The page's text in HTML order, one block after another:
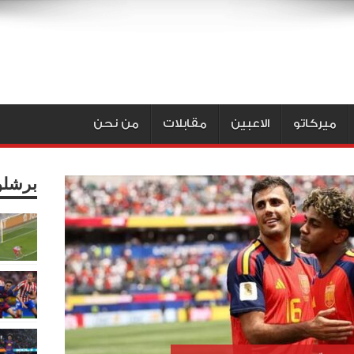
ميركاتو الاعبين مقابلات من نحن